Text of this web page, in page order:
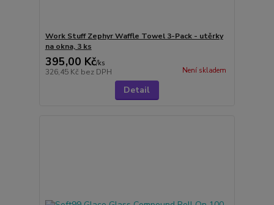
Work Stuff Zephyr Waffle Towel 3-Pack - utěrky
na okna, 3 ks
395,00 Kč/ks
326,45 Kč bez DPH Není skladem
Detail